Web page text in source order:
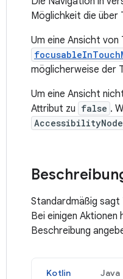
Möglichkeit die über
Um eine Ansicht von
möglicherweise der
Um eine Ansicht
Attribut zu false .
Standardmäßig sagt
Bei einigen
Beschreibung
Kotlin Java